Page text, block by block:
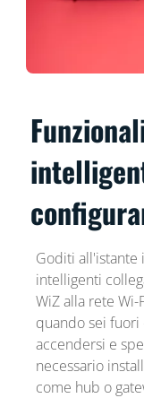
Goditi all'istante
intelligenti
WiZ alla rete
quando sei
accendersi e
necessario
come hub o